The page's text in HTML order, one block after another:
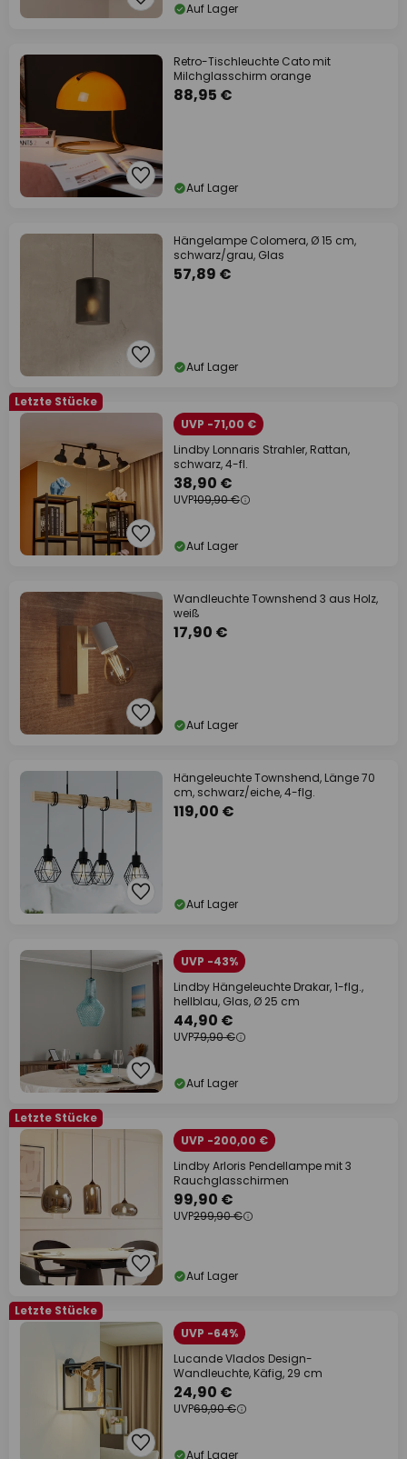
Auf Lager
Retro-Tischleuchte Cato mit
Milchglasschirm orange
88,95 €
Auf Lager
Hängelampe Colomera, Ø 15 cm,
schwarz/grau, Glas
57,89 €
Auf Lager
Letzte Stücke
UVP -71,00 €
Lindby Lonnaris Strahler, Rattan,
schwarz, 4-fl.
38,90 €
UVP109,90 €
Auf Lager
Wandleuchte Townshend 3 aus Holz,
weiß
17,90 €
Auf Lager
Hängeleuchte Townshend, Länge 70
cm, schwarz/eiche, 4-flg.
119,00 €
Auf Lager
UVP -43%
Lindby Hängeleuchte Drakar, 1-flg.,
hellblau, Glas, Ø 25 cm
44,90 €
UVP79,90 €
Auf Lager
Letzte Stücke
UVP -200,00 €
Lindby Arloris Pendellampe mit 3
Rauchglasschirmen
99,90 €
UVP299,90 €
Auf Lager
Letzte Stücke
UVP -64%
Lucande Vlados Design-
Wandleuchte, Käfig, 29 cm
24,90 €
UVP69,90 €
Auf Lager